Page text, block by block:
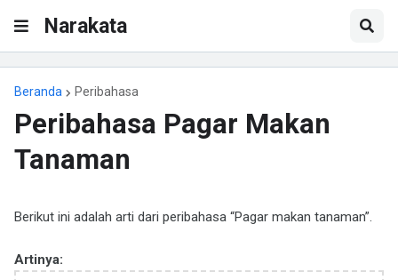
Narakata
Beranda Peribahasa
Peribahasa Pagar Makan
Tanaman
Berikut ini adalah arti dari peribahasa “Pagar makan tanaman”.
Artinya: